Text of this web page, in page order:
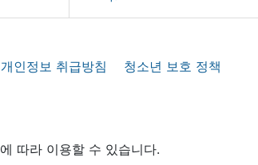
개인정보 취급방침
청소년 보호 정책
에 따라 이용할 수 있습니다.